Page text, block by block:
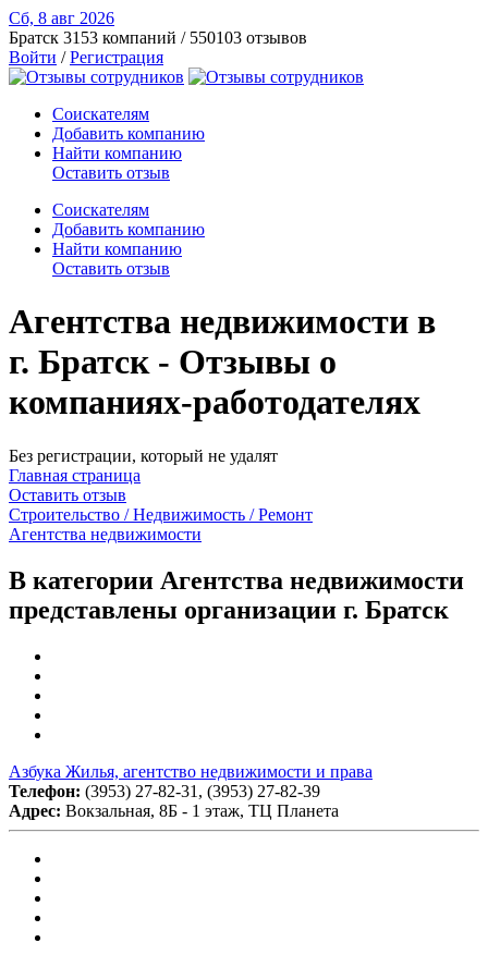
Сб, 8 авг 2026
Братск 3153 компаний / 550103 отзывов
Войти /Регистрация
Соискателям
Добавить компанию
Найти компанию
Оставить отзыв
Соискателям
Добавить компанию
Найти компанию
Оставить отзыв
Агентства недвижимости в
г. Братск - Отзывы о
компаниях-работодателях
Без регистрации, который не удалят
Главная страница
Оставить отзыв
Строительство / Недвижимость / Ремонт
Агентства недвижимости
В категории Агентства недвижимости
представлены организации г. Братск
Азбука Жилья, агентство недвижимости и права
Телефон: (3953) 27-82-31, (3953) 27-82-39
Адрес: Вокзальная, 8Б - 1 этаж, ТЦ Планета